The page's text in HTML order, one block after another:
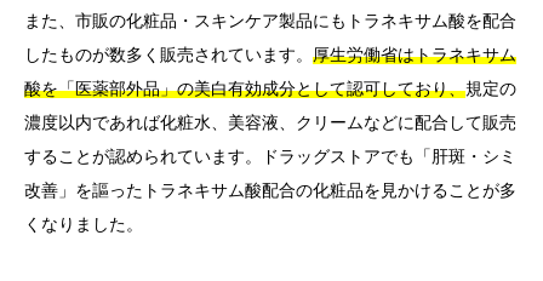
また、市販の化粧品・スキンケア製品にもトラネキサム酸を配合
したものが数多く販売されています。 厚生労働省はトラネキサム
酸を「医薬部外品」の美白有効成分として認可しており、規定の
濃度以内であれば化粧水、美容液、クリームなどに配合して販売
することが認められています。ドラッグストアでも「肝斑・シミ
改善」を謳ったトラネキサム酸配合の化粧品を見かけることが多
くなりました。